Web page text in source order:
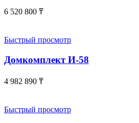
6 520 800 ₸
Быстрый просмотр
Домкомплект И-58
4 982 890 ₸
Быстрый просмотр